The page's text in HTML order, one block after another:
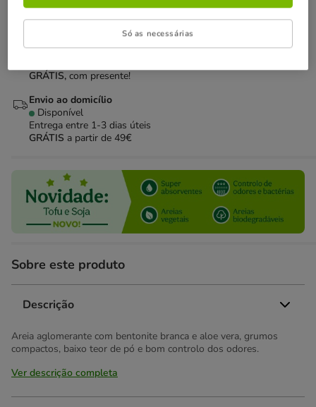
Poderá recolher a sua encomenda em 2h em lojas
GRÁTIS, com presente!
Envio ao domicílio
Disponível
Entrega entre 1-3 dias úteis
GRÁTIS a partir de 49€
Sobre este produto
Descrição
Areia aglomerante com bentonite branca e aloe vera, grumos
compactos, baixo teor de pó e bom controlo dos odores.
Ver descrição completa
Só as necessárias